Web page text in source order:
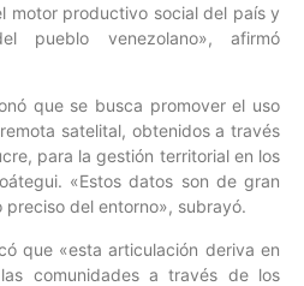
motor productivo social del país y
pueblo venezolano», afirmó
que se busca promover el uso
satelital, obtenidos a través
para la gestión territorial en los
«Estos datos son de gran
del entorno», subrayó.
que «esta articulación deriva en
comunidades a través de los